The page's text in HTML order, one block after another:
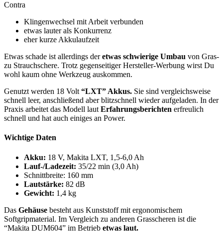
Contra
Klingenwechsel mit Arbeit verbunden
etwas lauter als Konkurrenz
eher kurze Akkulaufzeit
Etwas schade ist allerdings deretwas schwierige Umbau von Gras-
zu Strauchschere. Trotz gegenseitiger Hersteller-Werbung wirst Du
wohl kaum ohne Werkzeug auskommen.
Genutzt werden 18 Volt “LXT” Akkus. Sie sind vergleichsweise
schnell leer, anschließend aber blitzschnell wieder aufgeladen. In der
Praxis arbeitet das Modell laut Erfahrungsberichten erfreulich
schnell und hat auch einiges an Power.
Wichtige Daten
Akku: 18 V, Makita LXT, 1,5-6,0 Ah
Lauf-/Ladezeit: 35/22 min (3,0 Ah)
Schnittbreite: 160 mm
Lautstärke: 82 dB
Gewicht: 1,4 kg
Das Gehäuse besteht aus Kunststoff mit ergonomischem
Softgripmaterial. Im Vergleich zu anderen Grasscheren ist die
“Makita DUM604” im Betrieb etwas laut.